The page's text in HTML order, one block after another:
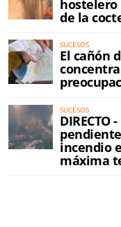
de la
SUCESOS
El cañón
SUCESOS
DIRECTO
incendio
máxima